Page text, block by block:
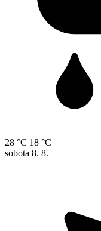
28 °C 18 °C
sobota 8. 8.